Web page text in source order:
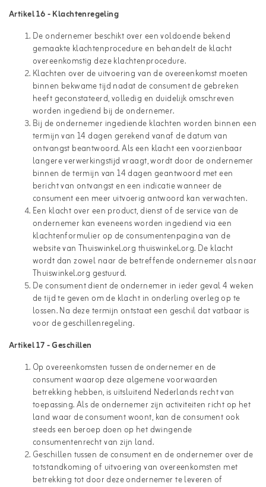
Artikel 16 - Klachtenregeling
De ondernemer beschikt over een voldoende bekend
gemaakte klachtenprocedure en behandelt de klacht
overeenkomstig deze klachtenprocedure.
Klachten over de uitvoering van de overeenkomst moeten
binnen bekwame tijd nadat de consument de gebreken
heeft geconstateerd, volledig en duidelijk omschreven
worden ingediend bij de ondernemer.
Bij de ondernemer ingediende klachten worden binnen een
termijn van 14 dagen gerekend vanaf de datum van
ontvangst beantwoord. Als een klacht een voorzienbaar
langere verwerkingstijd vraagt, wordt door de ondernemer
binnen de termijn van 14 dagen geantwoord met een
bericht van ontvangst en een indicatie wanneer de
consument een meer uitvoerig antwoord kan verwachten.
Een klacht over een product, dienst of de service van de
ondernemer kan eveneens worden ingediend via een
klachtenformulier op de consumentenpagina van de
website van Thuiswinkel.org thuiswinkel.org. De klacht
wordt dan zowel naar de betreffende ondernemer als naar
Thuiswinkel.org gestuurd.
De consument dient de ondernemer in ieder geval 4 weken
de tijd te geven om de klacht in onderling overleg op te
lossen. Na deze termijn ontstaat een geschil dat vatbaar is
voor de geschillenregeling.
Artikel 17 - Geschillen
Op overeenkomsten tussen de ondernemer en de
consument waarop deze algemene voorwaarden
betrekking hebben, is uitsluitend Nederlands recht van
toepassing. Als de ondernemer zijn activiteiten richt op het
land waar de consument woont, kan de consument ook
steeds een beroep doen op het dwingende
consumentenrecht van zijn land.
Geschillen tussen de consument en de ondernemer over de
totstandkoming of uitvoering van overeenkomsten met
betrekking tot door deze ondernemer te leveren of